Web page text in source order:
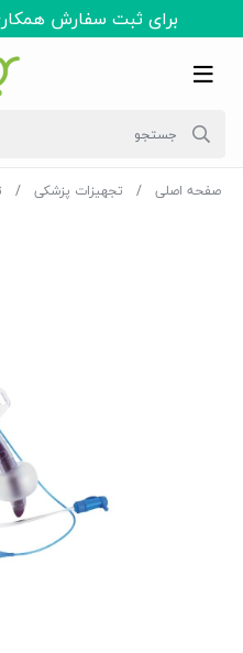
برای ثبت سفارش
صفحه اصلی تجهیزات پزشکی